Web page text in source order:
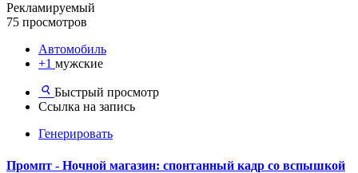
Рекламируемый
75 просмотров
Автомобиль
+1 мужские
Быстрый просмотр
Ссылка на запись
Генерировать
Промпт - Ночной магазин: спонтанный кадр со вспышкой